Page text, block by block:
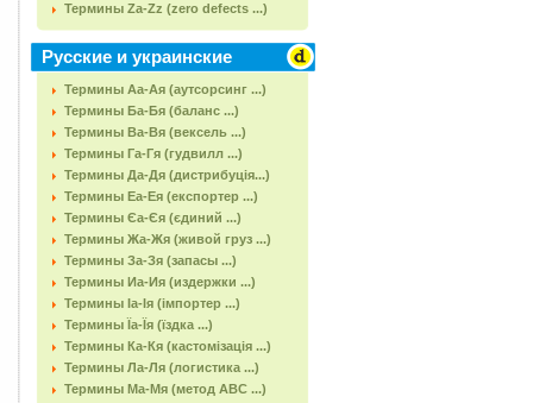
Термины Za-Zz (zero defects ...)
Русские и украинские
Термины Аа-Ая (аутсорсинг ...)
Термины Ба-Бя (баланс ...)
Термины Ва-Вя (вексель ...)
Термины Га-Гя (гудвилл ...)
Термины Да-Дя (дистрибуція...)
Термины Еа-Ея (експортер ...)
Термины Єа-Єя (єдиний ...)
Термины Жа-Жя (живой груз ...)
Термины За-Зя (запасы ...)
Термины Иа-Ия (издержки ...)
Термины Іа-Ія (імпортер ...)
Термины Їа-Їя (їздка ...)
Термины Ка-Кя (кастомізація ...)
Термины Ла-Ля (логистика ...)
Термины Ма-Мя (метод АВС ...)